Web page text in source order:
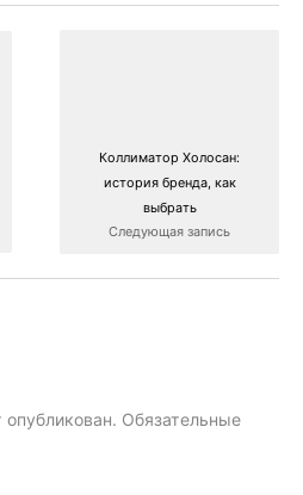
Коллиматор Холосан:
история бренда, как
выбрать
Следующая запись
Обязательные